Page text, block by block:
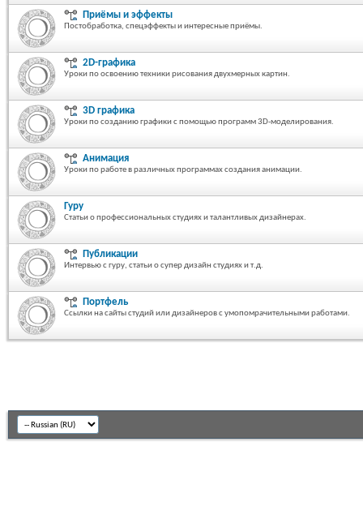
Приёмы и эффекты
Постобработка, спецэффекты и интересные приёмы.
2D-графика
Уроки по освоению техники рисования двухмерных картин.
3D графика
Уроки по созданию графики с помощью программ 3D-моделирования.
Анимация
Уроки по работе в различных программах создания анимации.
Гуру
Статьи о профессиональных студиях и талантливых дизайнерах.
Публикации
Интервью с гуру, статьи о супер дизайн студиях и т.д.
Портфель
Ссылки на сайты студий или дизайнеров с умопомрачительными работами.